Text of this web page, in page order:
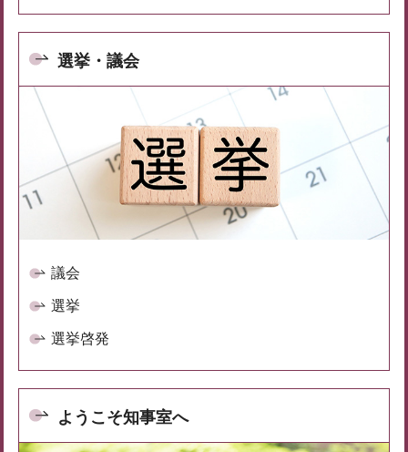
選挙・議会
議会
選挙
選挙啓発
ようこそ知事室へ